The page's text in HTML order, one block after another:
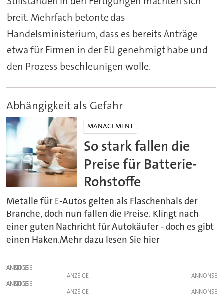
breit. Mehrfach betonte das
Handelsministerium, dass es bereits Anträge
etwa für Firmen in der EU genehmigt habe und
den Prozess beschleunigen wolle.
Abhängigkeit als Gefahr
MANAGEMENT
So stark fallen die
Preise für Batterie-
Rohstoffe
Metalle für E-Autos gelten als Flaschenhals der
Branche, doch nun fallen die Preise. Klingt nach
einer guten Nachricht für Autokäufer - doch es gibt
einen Haken.Mehr dazu lesen Sie hier
ANZEIGE
ANZEIGE
ANZEIGE
ANZEIGE